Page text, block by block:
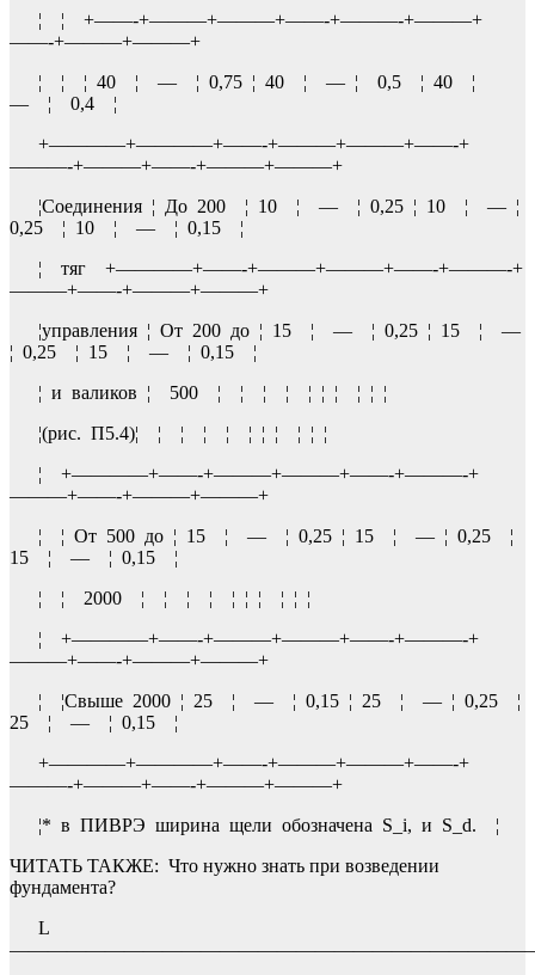
¦ ¦ +——-+———+———+——-+———-+———+
——-+———+———+
¦ ¦ ¦ 40 ¦ — ¦ 0,75 ¦ 40 ¦ — ¦ 0,5 ¦ 40 ¦
— ¦ 0,4 ¦
+————+————+——-+———+———+——-+
———-+———+——-+———+———+
¦Соединения ¦ До 200 ¦ 10 ¦ — ¦ 0,25 ¦ 10 ¦ — ¦
0,25 ¦ 10 ¦ — ¦ 0,15 ¦
¦ тяг +————+——-+———+———+——-+———-+
———+——-+———+———+
¦управления ¦ От 200 до ¦ 15 ¦ — ¦ 0,25 ¦ 15 ¦ —
¦ 0,25 ¦ 15 ¦ — ¦ 0,15 ¦
¦ и валиков ¦ 500 ¦ ¦ ¦ ¦ ¦ ¦ ¦ ¦ ¦ ¦
¦(рис. П5.4)¦ ¦ ¦ ¦ ¦ ¦ ¦ ¦ ¦ ¦ ¦
¦ +————+——-+———+———+——-+———-+
———+——-+———+———+
¦ ¦ От 500 до ¦ 15 ¦ — ¦ 0,25 ¦ 15 ¦ — ¦ 0,25 ¦
15 ¦ — ¦ 0,15 ¦
¦ ¦ 2000 ¦ ¦ ¦ ¦ ¦ ¦ ¦ ¦ ¦ ¦
¦ +————+——-+———+———+——-+———-+
———+——-+———+———+
¦ ¦Свыше 2000 ¦ 25 ¦ — ¦ 0,15 ¦ 25 ¦ — ¦ 0,25 ¦
25 ¦ — ¦ 0,15 ¦
+————+————+——-+———+———+——-+
———-+———+——-+———+———+
¦* в ПИВРЭ ширина щели обозначена S_i, и S_d. ¦
ЧИТАТЬ ТАКЖЕ: Что нужно знать при возведении
фундамента?
L